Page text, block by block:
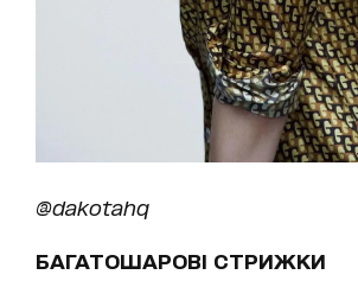
@dakotahq
БАГАТОШАРОВІ СТРИЖКИ